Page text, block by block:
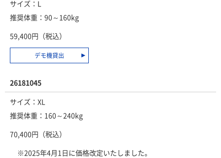
サイズ：L
推奨体重：90～160kg
59,400円（税込）
デモ機貸出
26181045
サイズ：XL
推奨体重：160～240kg
70,400円（税込）
※2025年4月1日に価格改定いたしました。